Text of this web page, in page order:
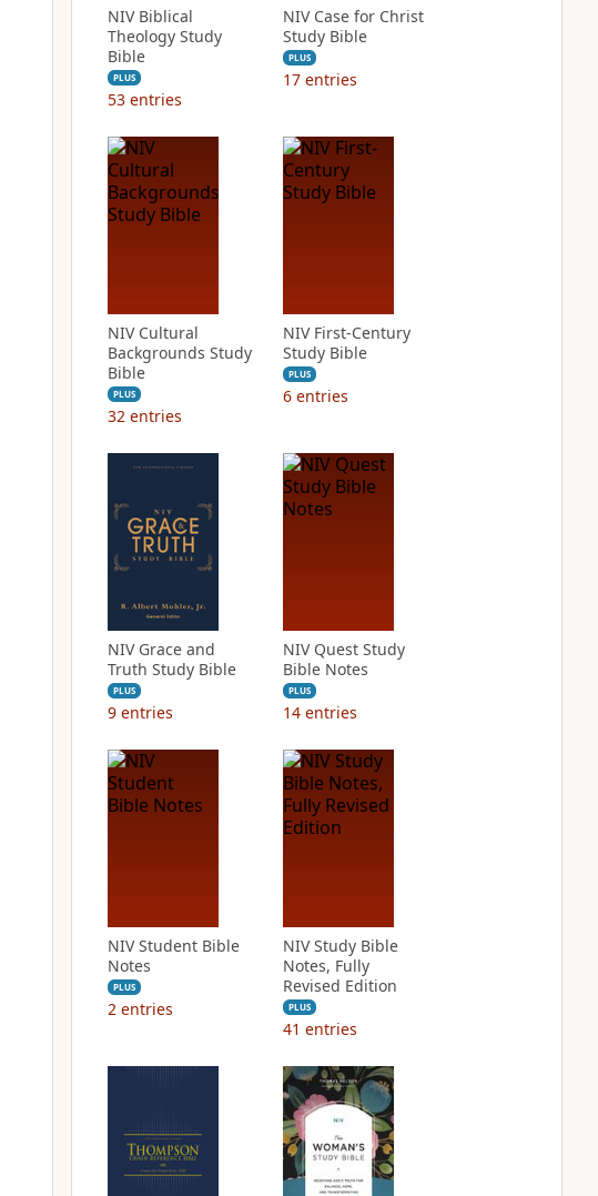
NIV Biblical
Theology Study
Bible
PLUS
53 entries
NIV Case for Christ
Study Bible
PLUS
17 entries
NIV Cultural
Backgrounds Study
Bible
PLUS
32 entries
NIV First-Century
Study Bible
PLUS
6 entries
NIV Grace and
Truth Study Bible
PLUS
9 entries
NIV Quest Study
Bible Notes
PLUS
14 entries
NIV Student Bible
Notes
PLUS
2 entries
NIV Study Bible
Notes, Fully
Revised Edition
PLUS
41 entries